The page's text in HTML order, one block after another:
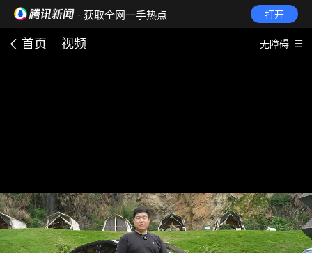
· 获取全网一手热点 打开
首页 视频 无障碍